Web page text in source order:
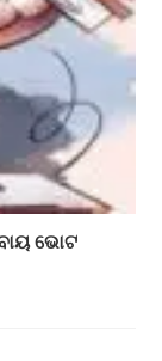
ଭୋଟ